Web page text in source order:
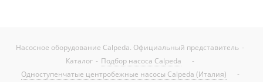
Насосное оборудование Calpeda. Официальный представитель -
Каталог - Подбор насоса Calpeda
-
Одноступенчатые центробежные насосы Calpeda (Италия)
-